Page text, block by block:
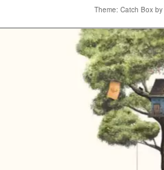
Theme: Catch Box by